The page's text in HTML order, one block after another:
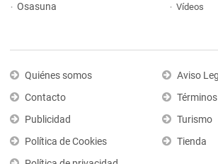
Osasuna
Vídeos
Quiénes somos
Contacto
Publicidad
Política de Cookies
Aviso
Turismo
Tienda